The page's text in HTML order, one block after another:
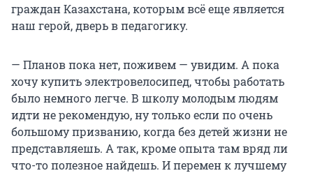
граждан Казахстана, которым всё еще является
наш герой, дверь в педагогику.
— Планов пока нет, поживем — увидим. А пока
хочу купить электровелосипед, чтобы работать
было немного легче. В школу молодым людям
идти не рекомендую, ну только если по очень
большому призванию, когда без детей жизни не
представляешь. А так, кроме опыта там вряд ли
что-то полезное найдешь. И перемен к лучшему